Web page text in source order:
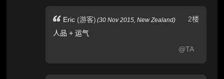
2楼
Eric (游客) (30 Nov 2015,New Zealand)
人品 + 运气
@TA